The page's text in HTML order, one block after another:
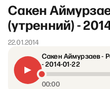
Сакен
(утренний) -
22.01.2014
Сакен Аймурзаев -
- 2014-01-22
00:00